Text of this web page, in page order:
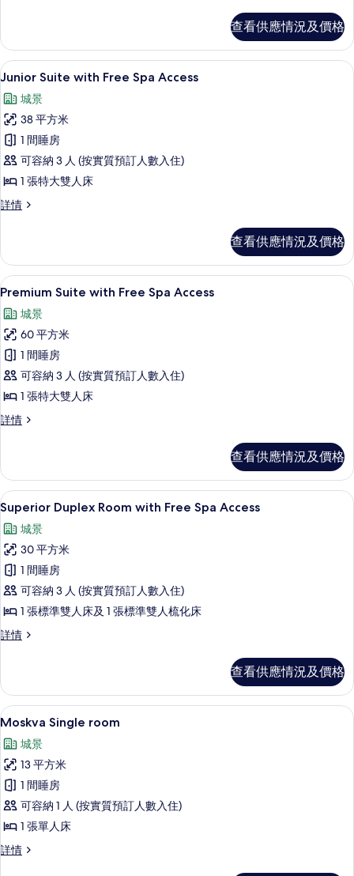
Access
的
相
片
Free
Spa
Access
情
查看供應情況及價格
載
入
所
有
Junior
Suite
with
Free
的
相
片
Junior Suite with Free Spa Access | 客
6
Junior Suite with Free Spa Access
城景
38 平方米
1 間睡房
可容納 3 人 (按實質預訂人數入住)
1 張特大雙人床
詳情
Junior
Spa
Access
詳
查看供應情況及價格
載
入
所
有
Premium
Suite
with
Free
的
相
片
Premium Suite with Free Spa Access |
9
Premium Suite with Free Spa Access
城景
60 平方米
1 間睡房
可容納 3 人 (按實質預訂人數入住)
1 張特大雙人床
詳情
Premium
Spa
Access
詳
查看供應情況及價格
載
入
所
有
Superior
Duplex
Room
with
Access
的
相
片
Superior Duplex Room with Free
7
Superior Duplex Room with Free Spa Access
城景
30 平方米
1 間睡房
可容納 3 人 (按實質預訂人數入住)
1 張標準雙人床及 1 張標準雙人梳化床
詳情
Superior
Free
Spa
Access
情
查看供應情況及價格
載
入
所
有
Moskva
Single
room
的
Moskva Single room | 防敏寢具、特
4
Moskva Single room
城景
13 平方米
1 間睡房
可容納 1 人 (按實質預訂人數入住)
1 張單人床
詳情
Moskva